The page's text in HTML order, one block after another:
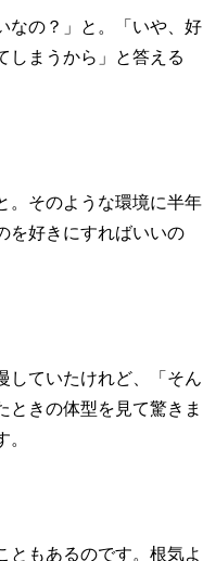
なの？」と。「いや、好
しまうから」と答える
。そのような環境に半年
を好きにすればいいの
していたけれど、「そん
ときの体型を見て驚きま
ともあるのです。根気よ